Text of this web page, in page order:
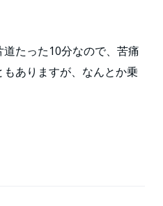
たった10分なので、苦痛
ありますが、なんとか乗